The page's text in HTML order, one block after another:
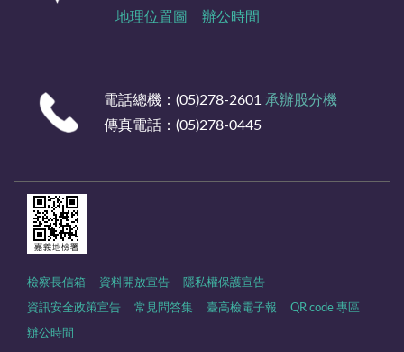
地理位置圖
辦公時間
電話總機：(05)278-2601 承辦股分機
傳真電話：(05)278-0445
檢察長信箱 資料開放宣告 隱私權保護宣告
資訊安全政策宣告 常見問答集 臺高檢電子報 QR code 專區
辦公時間